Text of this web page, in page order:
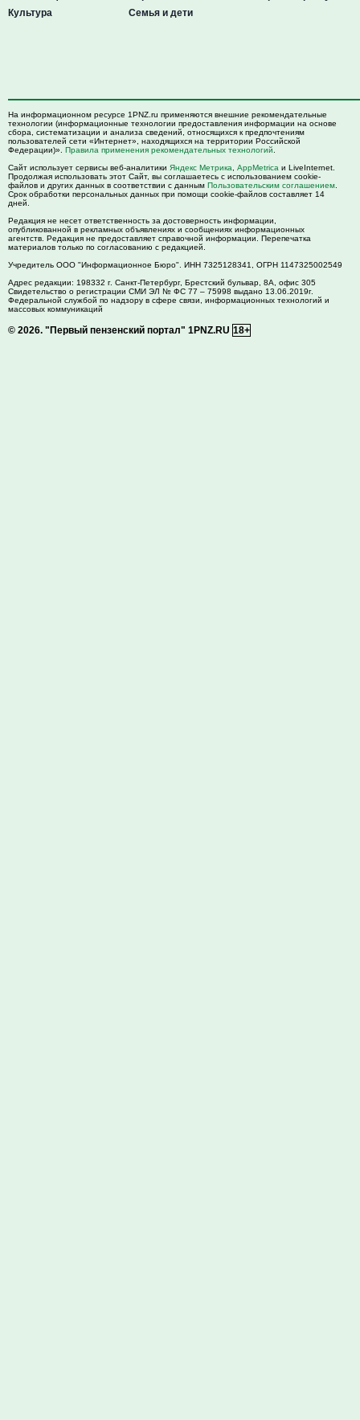
Культура
Семья и дети
На информационном ресурсе 1PNZ.ru применяются внешние рекомендательные
технологии (информационные технологии предоставления информации на основе
сбора, систематизации и анализа сведений, относящихся к предпочтениям
пользователей сети «Интернет», находящихся на территории Российской
Федерации)». Правила применения рекомендательных технологий
Сайт использует сервисы веб-аналитики Яндекс Метрика AppMetrica и LiveInternet.
Продолжая использовать этот Сайт, вы соглашаетесь с использованием cookie-
файлов и других данных в соответствии с данным Пользовательским соглашением
Срок обработки персональных данных при помощи cookie-файлов составляет 14
дней.
Редакция не несет ответственность за достоверность информации,
опубликованной в рекламных объявлениях и сообщениях информационных
агентств. Редакция не предоставляет справочной информации. Перепечатка
материалов только по согласованию с редакцией.
Учредитель ООО "Информационное Бюро". ИНН 7325128341, ОГРН 1147325002549
Адрес редакции: 198332 г. Санкт-Петербург, Брестский бульвар, 8А, офис 305
Свидетельство о регистрации СМИ ЭЛ № ФС 77 – 75998 выдано 13.06.2019г.
Федеральной службой по надзору в сфере связи, информационных технологий и
массовых коммуникаций
© 2026. "Первый пензенский портал" 1PNZ.RU 18+